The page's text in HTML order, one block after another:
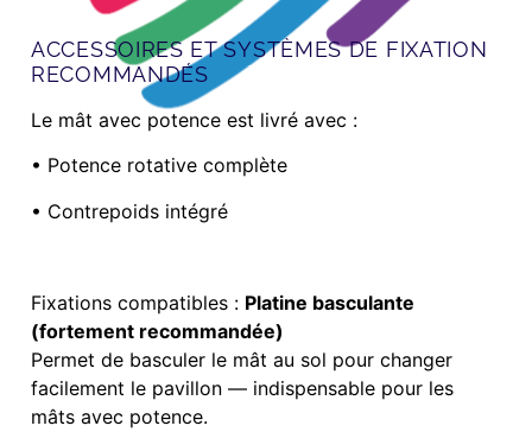
ACCESSOIRES ET SYSTÈMES DE FIXATION
RECOMMANDÉS
Le mât avec potence est livré avec :
• Potence rotative complète
• Contrepoids intégré
Fixations compatibles : Platine basculante
(fortement recommandée)
Permet de basculer le mât au sol pour changer
facilement le pavillon — indispensable pour les
mâts avec potence.